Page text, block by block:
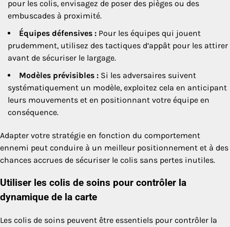
pour les colis, envisagez de poser des pièges ou des
embuscades à proximité.
Équipes défensives : Pour les équipes qui jouent
prudemment, utilisez des tactiques d’appât pour les attirer
avant de sécuriser le largage.
Modèles prévisibles : Si les adversaires suivent
systématiquement un modèle, exploitez cela en anticipant
leurs mouvements et en positionnant votre équipe en
conséquence.
Adapter votre stratégie en fonction du comportement
ennemi peut conduire à un meilleur positionnement et à des
chances accrues de sécuriser le colis sans pertes inutiles.
Utiliser les colis de soins pour contrôler la
dynamique de la carte
Les colis de soins peuvent être essentiels pour contrôler la